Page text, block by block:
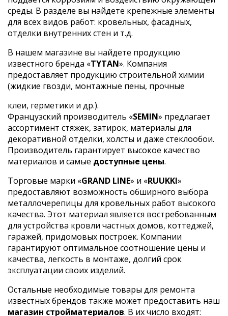
среды. В разделе вы найдете крепежные элементы
для всех видов работ: кровельных, фасадных,
отделки внутренних стен и т.д.
В нашем магазине вы найдете продукцию
известного бренда «TYTAN». Компания
предоставляет продукцию строительной химии
(жидкие гвозди, монтажные пены, прочные
клеи, герметики и др.).
Французский производитель «SEMIN» предлагает
ассортимент стяжек, затирок, материалы для
декоративной отделки, холсты и даже стеклообои.
Производитель гарантирует высокое качество
материалов и самые доступные цены.
Торговые марки «GRAND LINE» и «RUUKKI»
предоставляют возможность обширного выбора
металлочерепицы для кровельных работ высокого
качества. Этот материал является востребованным
для устройства кровли частных домов, коттеджей,
гаражей, придомовых построек. Компании
гарантируют оптимальное соотношение цены и
качества, легкость в монтаже, долгий срок
эксплуатации своих изделий.
Остальные необходимые товары для ремонта
известных брендов также может предоставить наш
магазин стройматериалов. В их число входят: